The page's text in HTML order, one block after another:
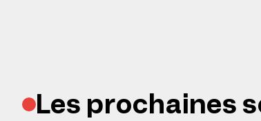
Les prochaines